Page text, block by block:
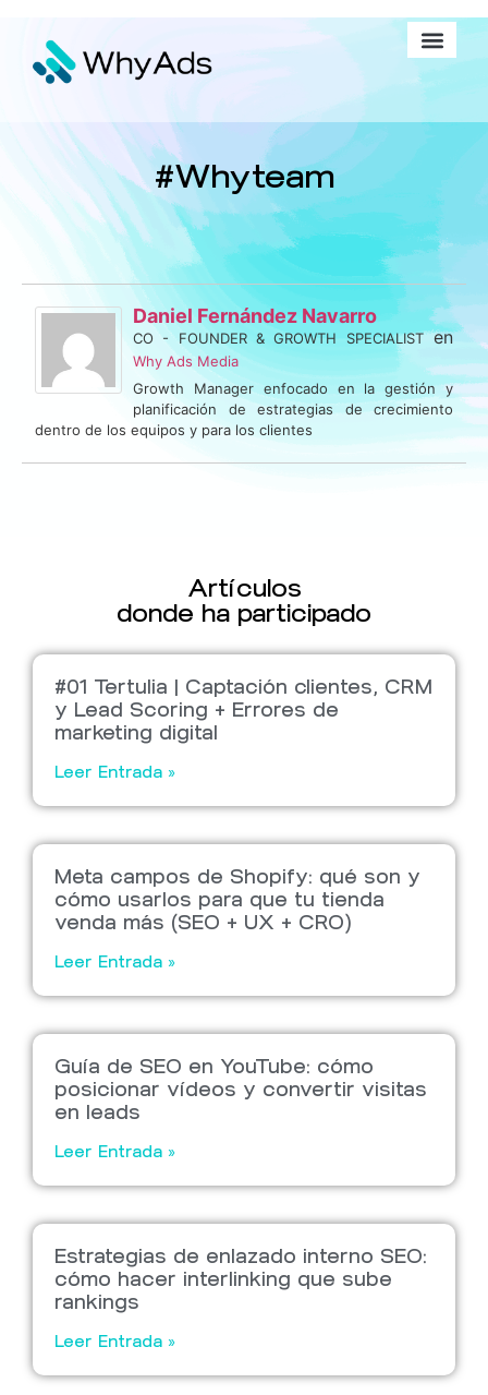
#Whyteam
Daniel Fernández Navarro
CO - FOUNDER & GROWTH SPECIALISTen
Why Ads Media
Growth Manager enfocado en la gestión y
planificación de estrategias de crecimiento
dentro de los equipos y para los clientes
Artículos
donde ha participado
#01 Tertulia | Captación clientes, CRM
y Lead Scoring + Errores de
marketing digital
Leer Entrada »
Meta campos de Shopify: qué son y
cómo usarlos para que tu tienda
venda más (SEO + UX + CRO)
Leer Entrada »
Guía de SEO en YouTube: cómo
posicionar vídeos y convertir visitas
en leads
Leer Entrada »
Estrategias de enlazado interno SEO:
cómo hacer interlinking que sube
rankings
Leer Entrada »